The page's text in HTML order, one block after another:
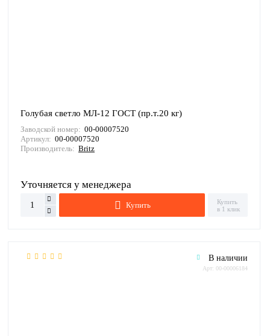
Голубая светло МЛ-12 ГОСТ (пр.т.20 кг)
Заводской номер: 00-00007520
Артикул: 00-00007520
Производитель: Britz
Уточняется у менеджера
Купить
Купить
в 1 клик
В наличии
Арт: 00-00006184